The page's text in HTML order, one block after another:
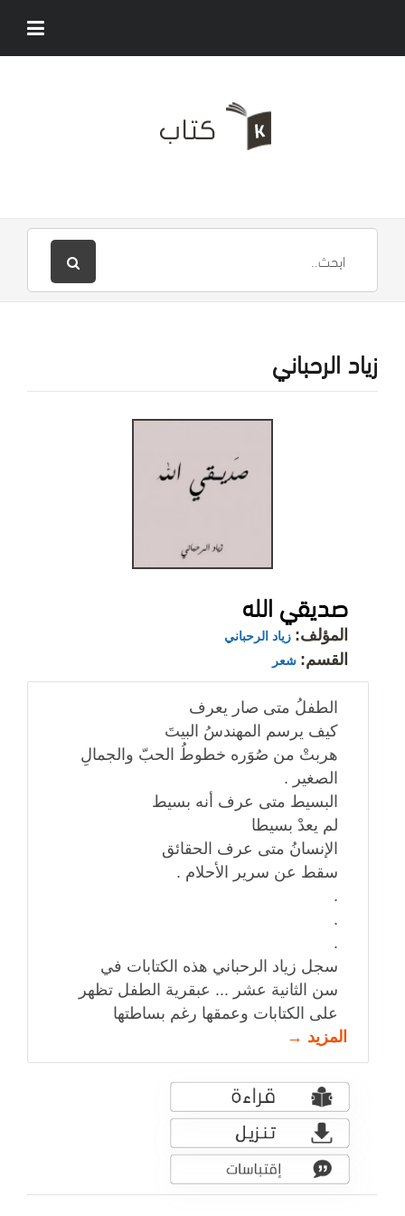
زياد الرحباني
صديقي الله
المؤلف: زياد الرحباني
القسم: شعر
الطفلُ متى صار يعرف
كيف يرسم المهندسُ البيتَ
هربتْ من صُوَره خطوطُ الحبّ والجمالِ
الصغير .
البسيط متى عرف أنه بسيط
لم يعدْ بسيطا
الإنسانُ متى عرف الحقائق
سقط عن سرير الأحلام .
.
.
.
سجل زياد الرحباني هذه الكتابات في
سن الثانية عشر ... عبقرية الطفل تظهر
على الكتابات وعمقها رغم بساطتها
المزيد →